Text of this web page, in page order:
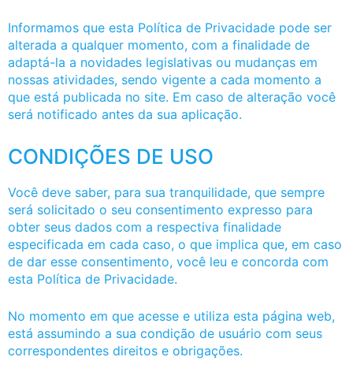
Informamos que esta Política de Privacidade pode ser
alterada a qualquer momento, com a finalidade de
adaptá-la a novidades legislativas ou mudanças em
nossas atividades, sendo vigente a cada momento a
que está publicada no site. Em caso de alteração você
será notificado antes da sua aplicação.
CONDIÇÕES DE USO
Você deve saber, para sua tranquilidade, que sempre
será solicitado o seu consentimento expresso para
obter seus dados com a respectiva finalidade
especificada em cada caso, o que implica que, em caso
de dar esse consentimento, você leu e concorda com
esta Política de Privacidade.
No momento em que acesse e utiliza esta página web,
está assumindo a sua condição de usuário com seus
correspondentes direitos e obrigações.